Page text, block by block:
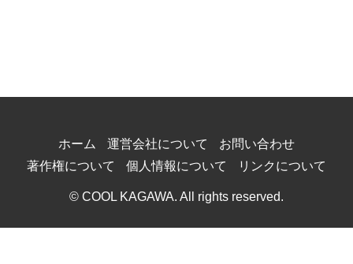
ホーム 運営会社について
お問い合わせ
著作権について
個人情報について リンクについて
© COOL KAGAWA. All rights reserved.